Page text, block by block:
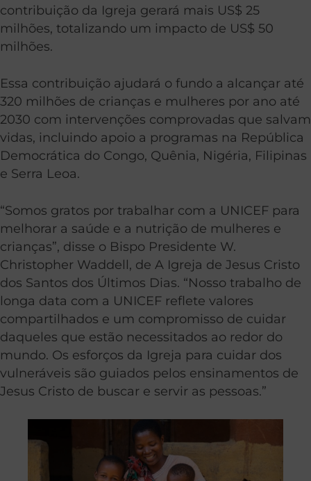
contribuição da Igreja gerará mais US$ 25
milhões, totalizando um impacto de US$ 50
milhões.
Essa contribuição ajudará o fundo a alcançar até
320 milhões de crianças e mulheres por ano até
2030 com intervenções comprovadas que salvam
vidas, incluindo apoio a programas na República
Democrática do Congo, Quênia, Nigéria, Filipinas
e Serra Leoa.
“Somos gratos por trabalhar com a UNICEF para
melhorar a saúde e a nutrição de mulheres e
crianças”, disse o Bispo Presidente W.
Christopher Waddell, de A Igreja de Jesus Cristo
dos Santos dos Últimos Dias. “Nosso trabalho de
longa data com a UNICEF reflete valores
compartilhados e um compromisso de cuidar
daqueles que estão necessitados ao redor do
mundo. Os esforços da Igreja para cuidar dos
vulneráveis são guiados pelos ensinamentos de
Jesus Cristo de buscar e servir as pessoas.”